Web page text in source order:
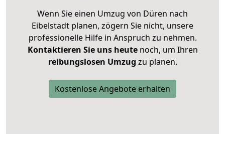
Wenn Sie einen Umzug von Düren nach
Eibelstadt planen, zögern Sie nicht, unsere
professionelle Hilfe in Anspruch zu nehmen.
Kontaktieren Sie uns heutenoch, um Ihren
reibungslosen Umzug zu planen.
Kostenlose Angebote erhalten